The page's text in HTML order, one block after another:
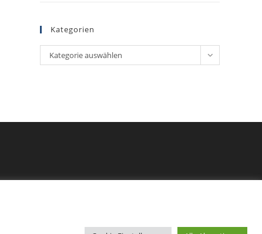
Kategorien
Kategorien
Kategorie auswählen